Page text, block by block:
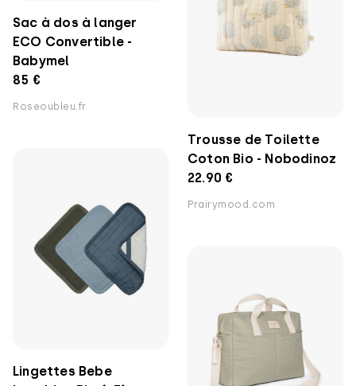
Sac à dos à langer
ECO Convertible -
Babymel
85 €
Roseoubleu.fr
Trousse de Toilette
Coton Bio - Nobodinoz
22.90 €
Prairymood.com
Lingettes Bebe